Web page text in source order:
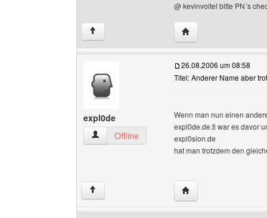
@ kevinvoitel bitte PN´s
↑ Website dieses
expl0de
expl0de Benutzer-Profile anzeigen
Offline
26.08.2006 um 08:58
Titel: Anderer Name aber
Wenn man nun einen
expl0de.de.tl war es davor
expl0sion.de
hat man trotzdem den
↑ Website dieses